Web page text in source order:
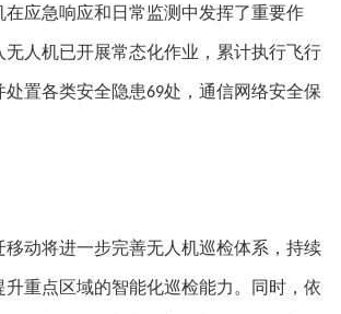
在应急响应和日常监测中发挥了重要作
无人机已开展常态化作业，累计执行飞行
处置各类安全隐患69处，通信网络安全保
将进一步完善无人机巡检体系，持续
升重点区域的智能化巡检能力。同时，依